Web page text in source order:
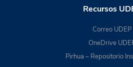
Recursos
Correo UDEP
OneDrive
Pirhua – Repositorio